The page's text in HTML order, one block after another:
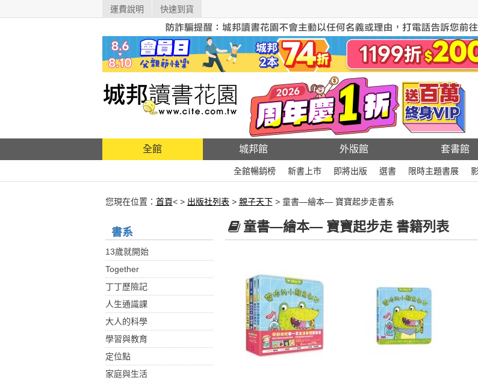
運費說明 快速到貨
全館 城邦館 外版館 套書館
全館暢銷榜 新書上市 即將出版 選書 限時主題書展
您現在位置： 首頁< > 出版社列表 > 親子天下> 童書—繪本— 寶寶起步走書系
書系
13歲就開始
Together
丁丁歷險記
人生通識課
大人的科學
學習與教育
定位點
家庭與生活
童書—繪本— 寶寶起步走 書籍列表